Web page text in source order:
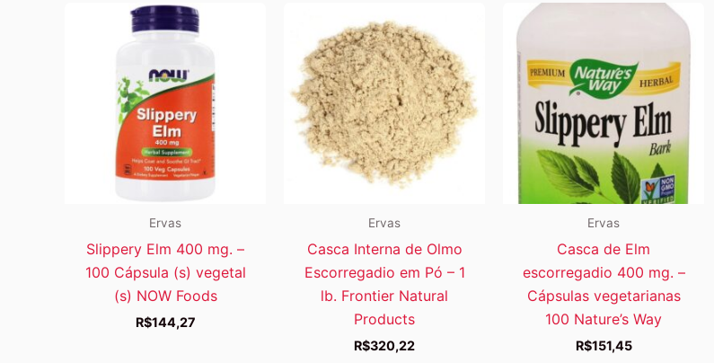
Ervas
Slippery Elm 400 mg. –
100 Cápsula (s) vegetal
(s) NOW Foods
R$144,27
Ervas
Casca Interna de Olmo
Escorregadio em Pó – 1
lb. Frontier Natural
Products
R$320,22
Ervas
Casca de Elm
escorregadio 400 mg. –
Cápsulas vegetarianas
100 Nature’s Way
R$151,45